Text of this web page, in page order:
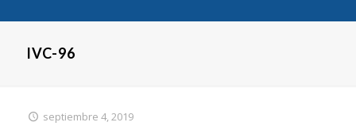
IVC-96
septiembre 4, 2019